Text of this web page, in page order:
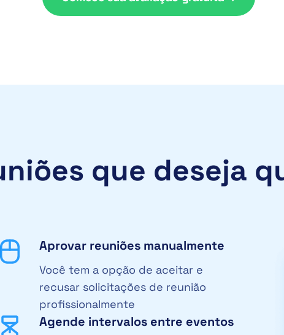
que deseja
Aprovar reuniões manualmente
Você tem a opção de aceitar e
recusar solicitações de reunião
profissionalmente
Agende intervalos entre eventos